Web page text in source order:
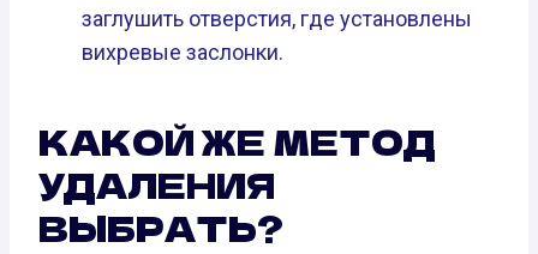
заглушить отверстия, где установлены
вихревые заслонки.
КАКОЙ ЖЕ МЕТОД
УДАЛЕНИЯ
ВЫБРАТЬ?